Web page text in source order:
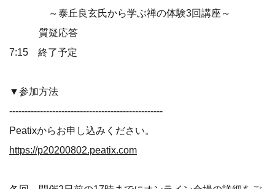
～泰丘良玄氏から学ぶ禅の体験3回講座～
質疑応答
7:15 終了予定
▼参加方法
--------------------------------------------------
Peatixからお申し込みください。
https://p20200802.peatix.com